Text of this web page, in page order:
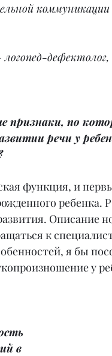
логопед-
признаки, по
речи у
функция, и
ребенка.
Описание
к
я бы
у
в